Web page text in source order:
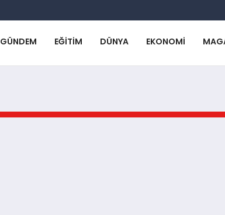
GÜNDEM EĞITIM DÜNYA EKONOMI